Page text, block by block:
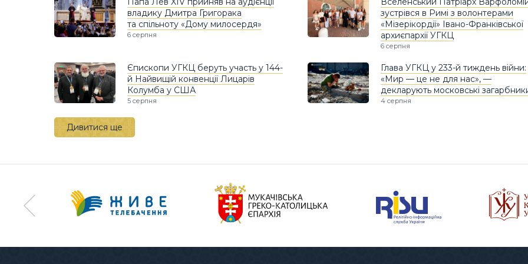
владику Дмитра Григорака
та спільноту «Дому милосердя»
6 серпня
зустрівся в Римі з волонтерами
«Мізерікордії» Івано-Франківської
архиєпархії УГКЦ
6 серпня
Єпископи УГКЦ беруть участь у 144-
й Найвищій конвенції Лицарів
Колумба у США
5 серпня
Глава УГКЦ у 233-й тиждень війни:
«Мир — це не для нас», —
декларують московські
4 серпня
Дивитися ще